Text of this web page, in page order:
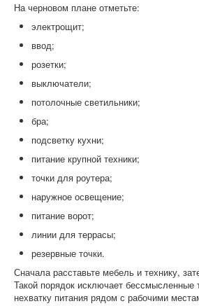
На черновом плане отметьте:
электрощит;
ввод;
розетки;
выключатели;
потолочные светильники;
бра;
подсветку кухни;
питание крупной техники;
точки для роутера;
наружное освещение;
питание ворот;
линии для террасы;
резервные точки.
Сначала расставьте мебель и технику,
Такой порядок исключает
нехватку питания рядом с рабочими